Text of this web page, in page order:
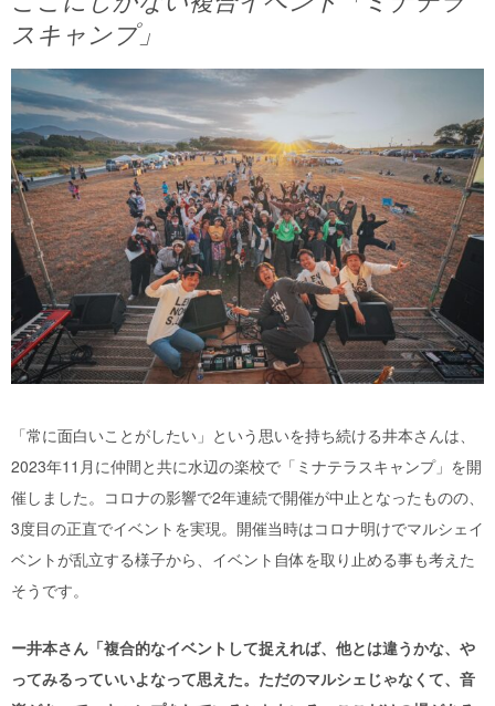
スキャンプ」
「常に面白いことがしたい」という思いを持ち続ける井本さんは、
2023年11月に仲間と共に水辺の楽校で「ミナテラスキャンプ」を開
催しました。コロナの影響で2年連続で開催が中止となったものの、
3度目の正直でイベントを実現。開催当時はコロナ明けでマルシェイ
ベントが乱立する様子から、イベント自体を取り止める事も考えた
そうです。
ー井本さん「複合的なイベントして捉えれば、他とは違うかな、や
ってみるっていいよなって思えた。ただのマルシェじゃなくて、音